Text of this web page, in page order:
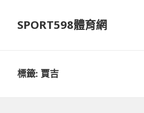
SPORT598體育網
標籤: 賈吉